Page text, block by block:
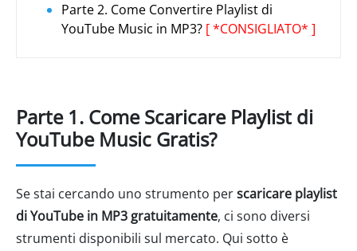
Parte 2. Come Convertire Playlist di
YouTube Music in MP3? [ *CONSIGLIATO* ]
Parte 1. Come Scaricare Playlist di
YouTube Music Gratis?
Se stai cercando uno strumento perscaricare playlist
di YouTube in MP3 gratuitamente, ci sono diversi
strumenti disponibili sul mercato. Qui sotto è